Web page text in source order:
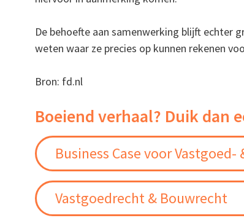
De behoefte aan samenwerking blijft echter
weten waar ze precies op kunnen rekenen
Bron: fd.nl
Boeiend verhaal? Duik dan
Business Case voor
Vastgoedrecht & Bouwrecht